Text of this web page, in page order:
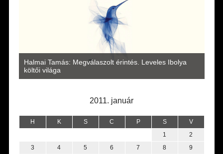
Halmai Tamás: Megválaszolt érintés. Leveles Ibolya
költői világa
2011. január
H K S C P S V
1
2
3
4 5 6 7 8
9